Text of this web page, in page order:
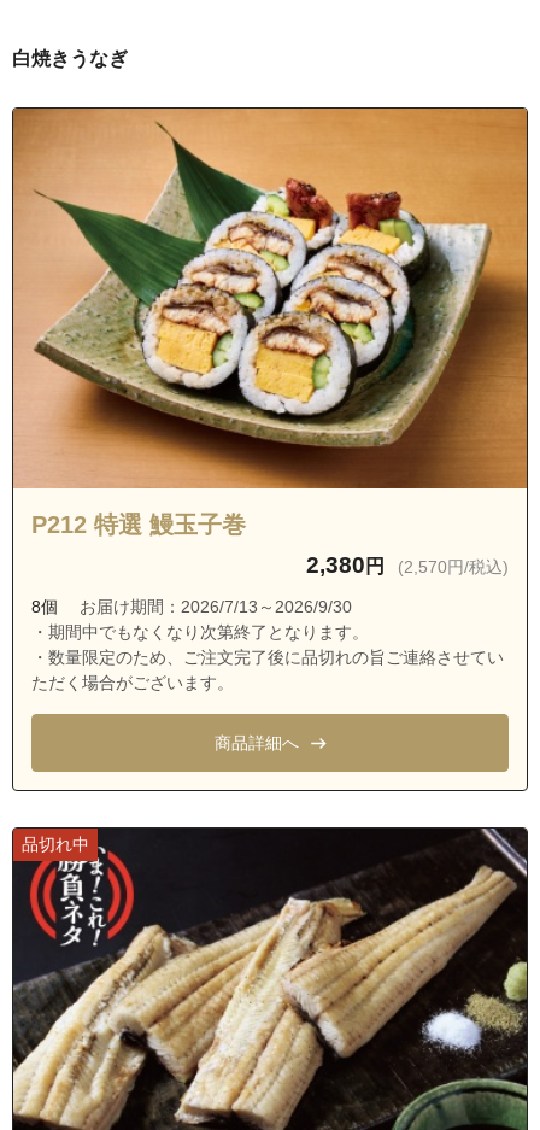
愛知県名古屋市天白区八事天道
愛知県名古屋市瑞穂区市丘町１丁目
愛知県名古屋市瑞穂区市丘町２丁目
愛知県名古屋市瑞穂区井の元町
愛知県名古屋市瑞穂区茨木町
愛知県名古屋市瑞穂区柏木町１丁目
愛知県名古屋市瑞穂区柏木町２丁目
愛知県名古屋市瑞穂区片坂町１丁目
愛知県名古屋市瑞穂区片坂町２丁目
愛知県名古屋市瑞穂区片坂町３丁目
愛知県名古屋市瑞穂区釜塚町１丁目
愛知県名古屋市瑞穂区釜塚町２丁目
愛知県名古屋市瑞穂区軍水町３丁目
愛知県名古屋市瑞穂区白砂町１丁目
愛知県名古屋市瑞穂区白砂町３丁目
愛知県名古屋市瑞穂区白砂町４丁目
愛知県名古屋市瑞穂区関取町
愛知県名古屋市瑞穂区岳見町１丁目
愛知県名古屋市瑞穂区岳見町２丁目
愛知県名古屋市瑞穂区岳見町３丁目
愛知県名古屋市瑞穂区岳見町４丁目
愛知県名古屋市瑞穂区岳見町５丁目
愛知県名古屋市瑞穂区岳見町６丁目
愛知県名古屋市瑞穂区田辺通６丁目
白焼きうなぎ
P212 特選 鰻玉子巻
2,380 円 (2,570円/税込)
8個
お届け期間：2026/7/13～2026/9/30
・期間中でもなくなり次第終了となります。
・数量限定のため、ご注文完了後に品切れの旨ご連絡させてい
ただく場合がございます。
商品詳細へ
品切れ中